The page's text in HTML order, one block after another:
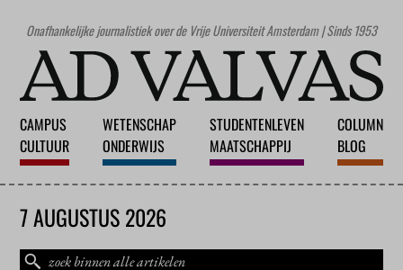
Onafhankelijke journalistiek over de Vrije Universiteit Amsterdam | Sinds 1953
CAMPUS
CULTUUR
WETENSCHAP
ONDERWIJS
STUDENTENLEVEN
MAATSCHAPPIJ
COLUMN
BLOG
7 AUGUSTUS 2026